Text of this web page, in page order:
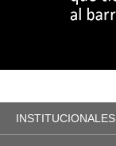
INSTITUCIONALES